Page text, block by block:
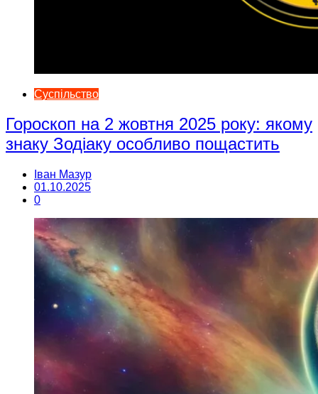
Суспільство
Гороскоп на 2 жовтня 2025 року: якому
знаку Зодіаку особливо пощастить
Іван Мазур
01.10.2025
0